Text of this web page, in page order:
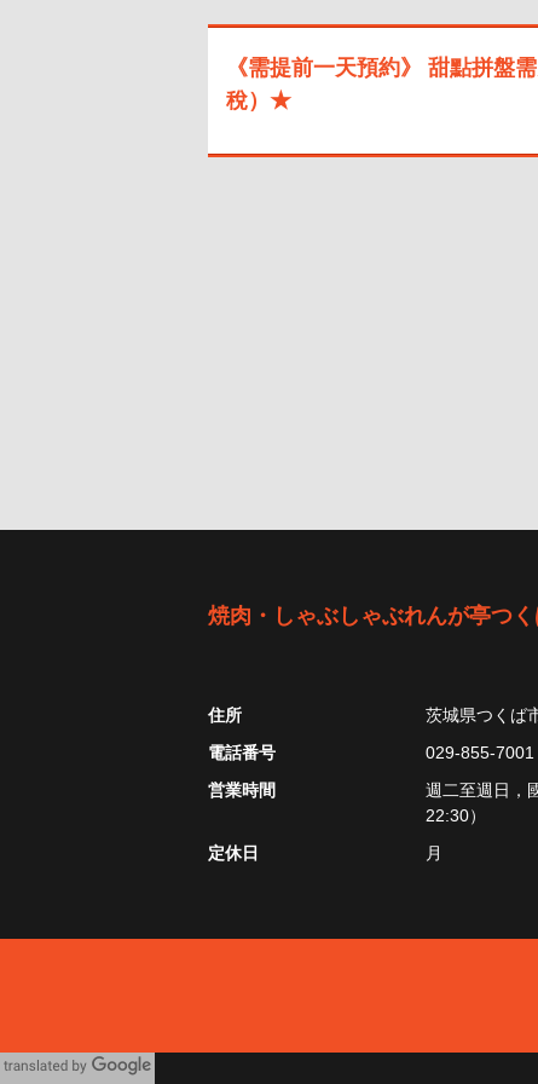
《需提前一天預約》 甜點拼盤
稅）★
焼肉・しゃぶしゃぶれんが亭つ
住所
茨城県つくば
電話番号
029-855-7001
営業時間
週二至週日，
22:30）
定休日
月